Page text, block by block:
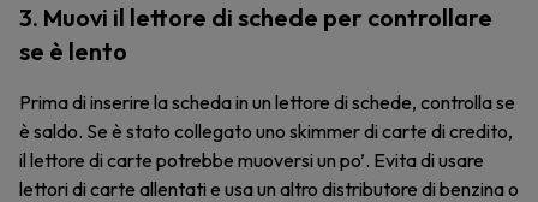
3. Muovi il lettore di schede per controllare
se è lento
Prima di inserire la scheda in un lettore di schede, controlla se
è saldo. Se è stato collegato uno skimmer di carte di credito,
il lettore di carte potrebbe muoversi un po’. Evita di usare
lettori di carte allentati e usa un altro distributore di benzina o